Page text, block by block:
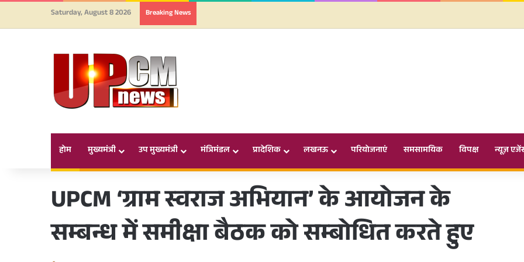
Saturday, August 8 2026 Breaking News
होम मुख्यमंत्री उप मुख्यमंत्री मंत्रिमंडल प्रादेशिक लखनऊ परियोजनाएं समसामयिक विपक्ष न्यूज़
UPCM ‘ग्राम स्वराज अभियान’ के आयोजन के
सम्बन्ध में समीक्षा बैठक को सम्बोधित करते हुए